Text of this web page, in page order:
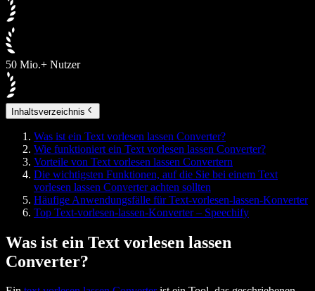
50 Mio.+ Nutzer
Inhaltsverzeichnis
Was ist ein Text vorlesen lassen Converter?
Wie funktioniert ein Text vorlesen lassen Converter?
Vorteile von Text vorlesen lassen Convertern
Die wichtigsten Funktionen, auf die Sie bei einem Text
vorlesen lassen Converter achten sollten
Häufige Anwendungsfälle für Text‑vorlesen‑lassen‑Konverter
Top Text‑vorlesen‑lassen‑Konverter – Speechify
Was ist ein Text vorlesen lassen
Converter?